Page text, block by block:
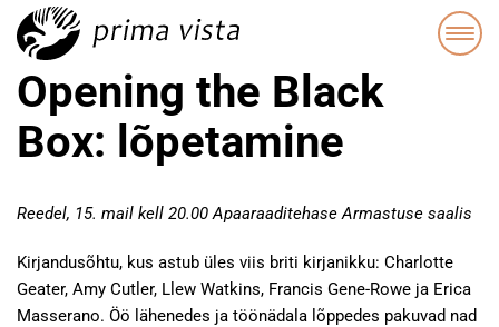
Opening the Black
Box: lõpetamine
Reedel, 15. mail kell 20.00 Apaaraaditehase Armastuse saalis
Kirjandusõhtu, kus astub üles viis briti kirjanikku: Charlotte
Geater, Amy Cutler, Llew Watkins, Francis Gene-Rowe ja Erica
Masserano. Öö lähenedes ja töönädala lõppedes pakuvad nad